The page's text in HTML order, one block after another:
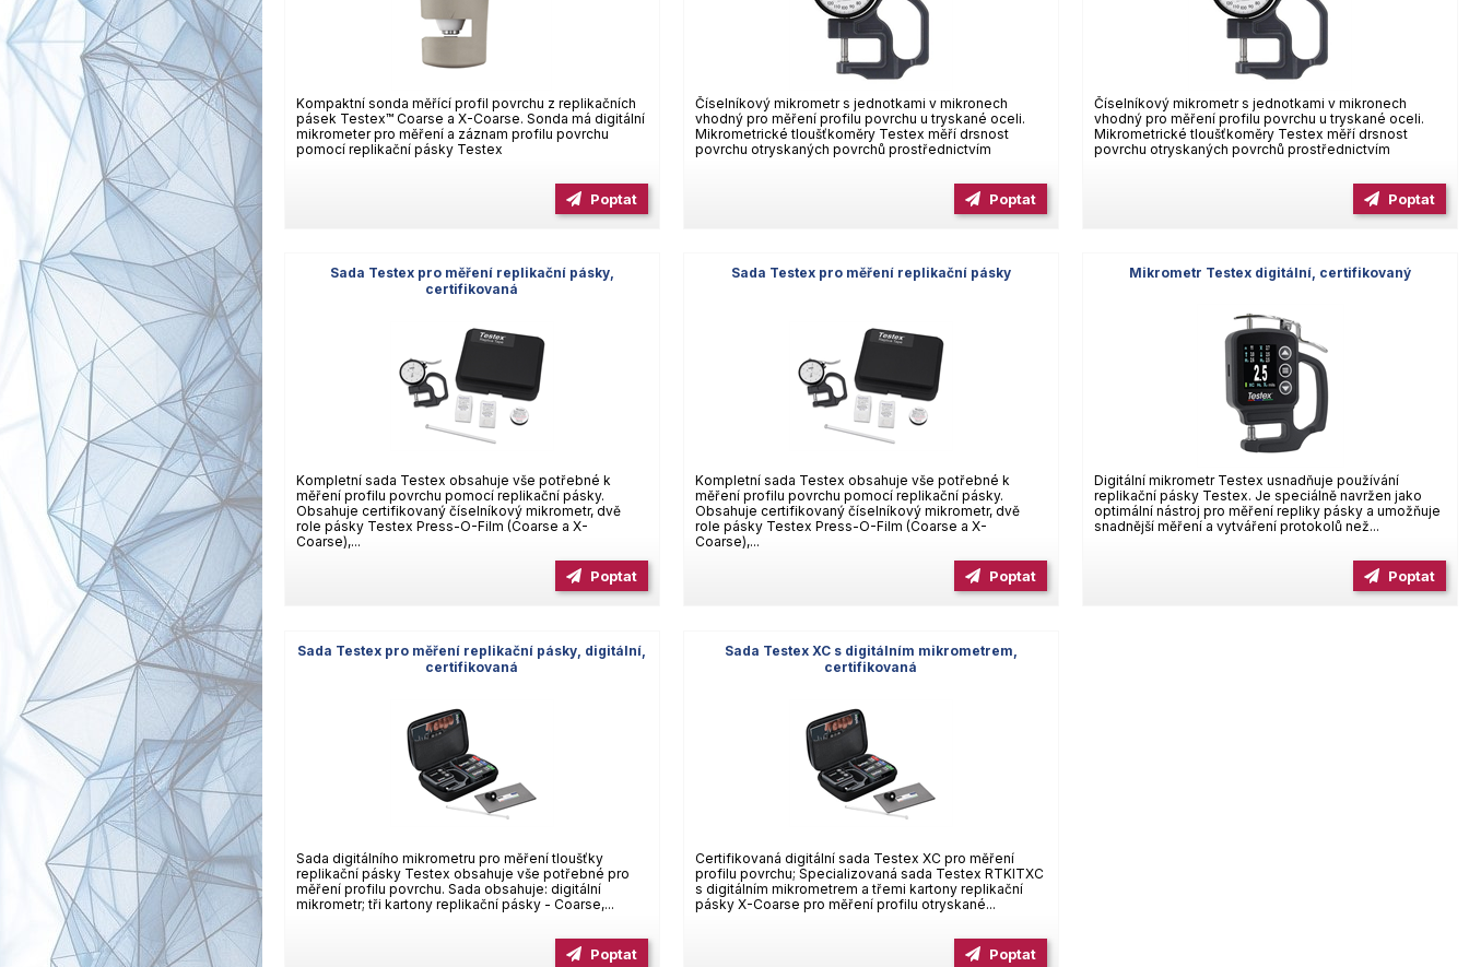
Kompaktní sonda měřící profil povrchu z replikačních
pásek Testex™ Coarse a X-Coarse. Sonda má digitální
mikrometer pro měření a záznam profilu povrchu
pomocí replikační pásky Testex
Poptat
Číselníkový mikrometr s jednotkami v mikronech
vhodný pro měření profilu povrchu u tryskané oceli.
Mikrometrické tloušťkoměry Testex měří drsnost
povrchu otryskaných povrchů prostřednictvím
Poptat
Číselníkový mikrometr s jednotkami v mikronech
vhodný pro měření profilu povrchu u tryskané oceli.
Mikrometrické tloušťkoměry Testex měří drsnost
povrchu otryskaných povrchů prostřednictvím
Poptat
Sada Testex pro měření replikační pásky,
certifikovaná
Kompletní sada Testex obsahuje vše potřebné k
měření profilu povrchu pomocí replikační pásky.
Obsahuje certifikovaný číselníkový mikrometr, dvě
role pásky Testex Press-O-Film (Coarse a X-
Coarse),...
Poptat
Sada Testex pro měření replikační pásky
Kompletní sada Testex obsahuje vše potřebné k
měření profilu povrchu pomocí replikační pásky.
Obsahuje certifikovaný číselníkový mikrometr, dvě
role pásky Testex Press-O-Film (Coarse a X-
Coarse),...
Poptat
Mikrometr Testex digitální, certifikovaný
Digitální mikrometr Testex usnadňuje používání
replikační pásky Testex. Je speciálně navržen jako
optimální nástroj pro měření repliky pásky a umožňuje
snadnější měření a vytváření protokolů než...
Poptat
Sada Testex pro měření replikační pásky, digitální,
certifikovaná
Sada digitálního mikrometru pro měření tloušťky
replikační pásky Testex obsahuje vše potřebné pro
měření profilu povrchu. Sada obsahuje: digitální
mikrometr; tři kartony replikační pásky - Coarse,...
Poptat
Sada Testex XC s digitálním mikrometrem,
certifikovaná
Certifikovaná digitální sada Testex XC pro měření
profilu povrchu; Specializovaná sada Testex RTKITXC
s digitálním mikrometrem a třemi kartony replikační
pásky X-Coarse pro měření profilu otryskané...
Poptat